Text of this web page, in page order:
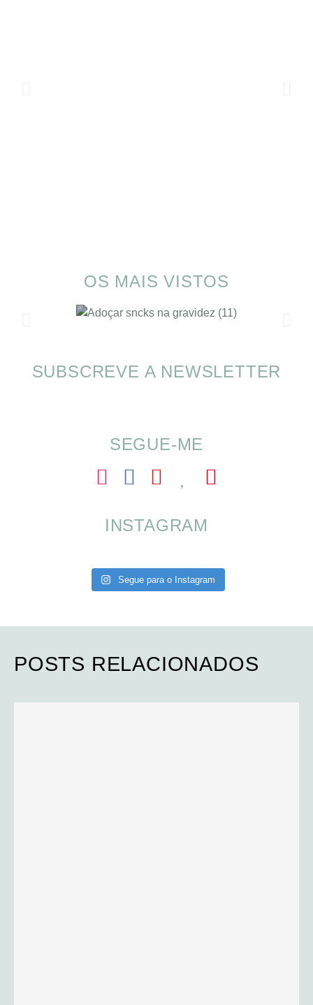
OS MAIS VISTOS
SOMP (SOP): 5 Ideias de Pequenos Almoços
SUBSCREVE A NEWSLETTER
SEGUE-ME
INSTAGRAM
Segue para o Instagram
POSTS RELACIONADOS